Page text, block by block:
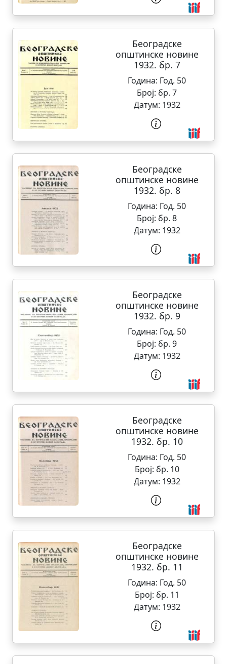
Београдске
општинске новине
1932. бр. 7
Година: Год. 50
Број: бр. 7
Датум: 1932
Београдске
општинске новине
1932. бр. 8
Година: Год. 50
Број: бр. 8
Датум: 1932
Београдске
општинске новине
1932. бр. 9
Година: Год. 50
Број: бр. 9
Датум: 1932
Београдске
општинске новине
1932. бр. 10
Година: Год. 50
Број: бр. 10
Датум: 1932
Београдске
општинске новине
1932. бр. 11
Година: Год. 50
Број: бр. 11
Датум: 1932